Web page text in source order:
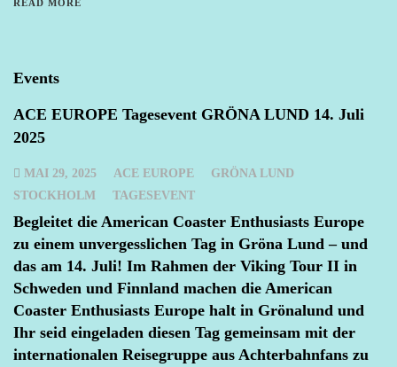
READ MORE
Events
ACE EUROPE Tagesevent GRÖNA LUND 14. Juli
2025
MAI 29, 2025 ACE EUROPE
GRÖNA LUND
STOCKHOLM
TAGESEVENT
Begleitet die American Coaster Enthusiasts Europe
zu einem unvergesslichen Tag in Gröna Lund – und
das am 14. Juli! Im Rahmen der Viking Tour II in
Schweden und Finnland machen die American
Coaster Enthusiasts Europe halt in Grönalund und
Ihr seid eingeladen diesen Tag gemeinsam mit der
internationalen Reisegruppe aus Achterbahnfans zu